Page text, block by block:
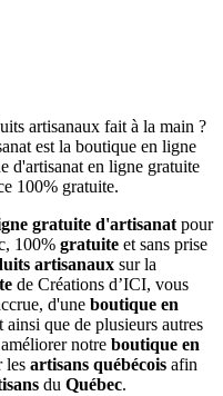
gratuite d'artisanat pour
100% gratuite et sans prise
artisanaux sur la
de Créations d’ICI, vous
d'une boutique en
ainsi que de plusieurs autres
notre boutique en
les artisans québécois afin
du Québec.